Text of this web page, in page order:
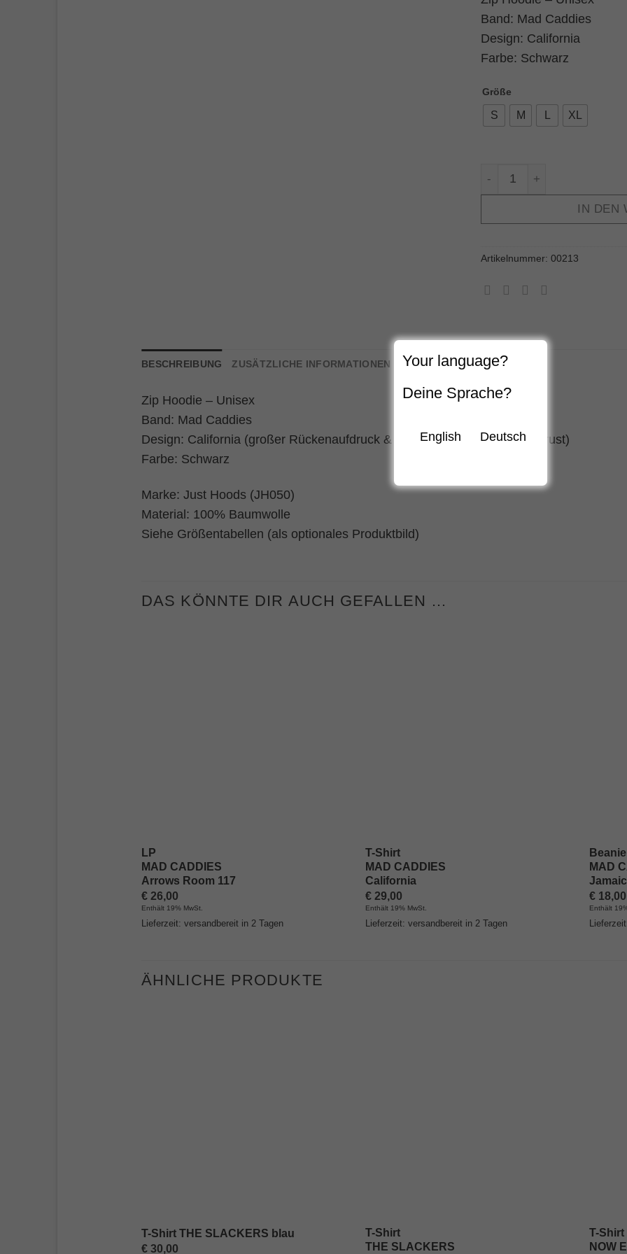
Band: Mad Caddies
Design: California
Farbe: Schwarz
Größe
S M XL
Zip Hoodie MAD CADDIES
IN DEN
Artikelnummer: 00213
BESCHREIBUNG ZUSÄTZLICHE INFORMATIONEN
Zip Hoodie – Unisex
Band: Mad Caddies
Design: California (großer Rückenaufdruck & kleiner Aufruck auf linker Brust)
Farbe: Schwarz
Marke: Just Hoods (JH050)
Material: 100% Baumwolle
Siehe Größentabellen (als optionales Produktbild)
DAS KÖNNTE DIR AUCH GEFALLEN …
LP
MAD CADDIES
Arrows Room 117
€26,00
Enthält 19% MwSt.
Lieferzeit: versandbereit in 2 Tagen
T-Shirt
MAD CADDIES
California
€29,00
Enthält 19% MwSt.
Lieferzeit: versandbereit in 2 Tagen
Beanie
MAD
€18,00
Enthält
ÄHNLICHE PRODUKTE
T-Shirt THE SLACKERS blau
€30,00
T-Shirt
THE SLACKERS
T-Shirt
NOW
Your language?
Deine Sprache?
English Deutsch